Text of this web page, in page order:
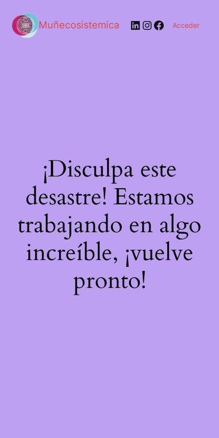
Muñecosistemica LinkedIn
Instagram
Facebook
Acceder
¡Disculpa este
desastre! Estamos
trabajando en algo
increíble, ¡vuelve
pronto!